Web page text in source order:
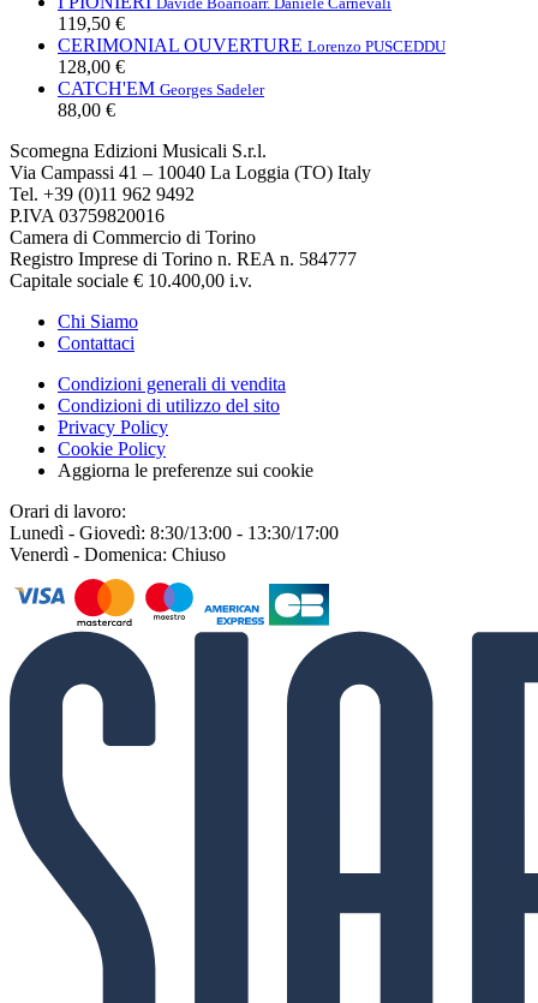
119,50 €
CERIMONIAL OUVERTURE Lorenzo PUSCEDDU
128,00 €
CATCH'EM Georges Sadeler
88,00 €
Scomegna Edizioni Musicali S.r.l.
Via Campassi 41 – 10040 La Loggia (TO) Italy
Tel. +39 (0)11 962 9492
P.IVA 03759820016
Camera di Commercio di Torino
Registro Imprese di Torino n. REA n. 584777
Capitale sociale € 10.400,00 i.v.
Chi Siamo
Contattaci
Condizioni generali di vendita
Condizioni di utilizzo del sito
Privacy Policy
Cookie Policy
Aggiorna le preferenze sui cookie
Orari di lavoro:
Lunedì - Giovedì: 8:30/13:00 - 13:30/17:00
Venerdì - Domenica: Chiuso